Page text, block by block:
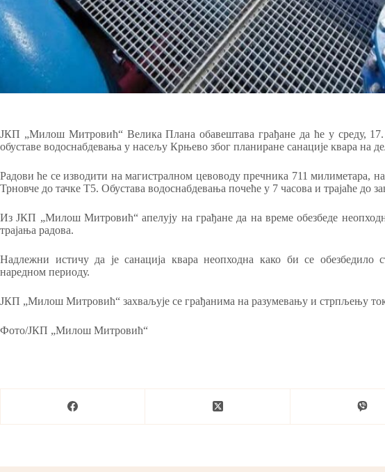
ЈКП „Милош Митровић“ Велика Плана обавештава грађане да ће у среду,
обуставе водоснабдевања у насељу Крњево због планиране санације квара на
Радови ће се изводити на магистралном цевоводу пречника 711 милиметара,
Трновче до тачке Т5. Обустава водоснабдевања почеће у 7 часова и трајаће до
Из ЈКП „Милош Митровић“ апелују на грађане да на време обезбеде
трајања радова.
Надлежни истичу да је санација квара неопходна како би се обезбедило
наредном периоду.
ЈКП „Милош Митровић“ захваљује се грађанима на разумевању и стрпљењу
Фото/ЈКП „Милош Митровић“